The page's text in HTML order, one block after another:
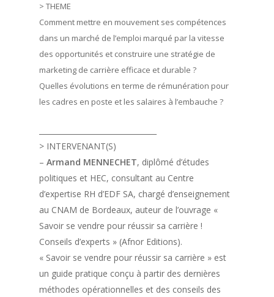
> THEME
Comment mettre en mouvement ses compétences
dans un marché de l’emploi marqué par la vitesse
des opportunités et construire une stratégie de
marketing de carrière efficace et durable ?
Quelles évolutions en terme de rémunération pour
les cadres en poste et les salaires à l’embauche ?
> INTERVENANT(S)
– Armand MENNECHET, diplômé d’études
politiques et HEC, consultant au Centre
d’expertise RH d’EDF SA, chargé d’enseignement
au CNAM de Bordeaux, auteur de l’ouvrage «
Savoir se vendre pour réussir sa carrière !
Conseils d’experts » (Afnor Editions).
« Savoir se vendre pour réussir sa carrière » est
un guide pratique conçu à partir des dernières
méthodes opérationnelles et des conseils des